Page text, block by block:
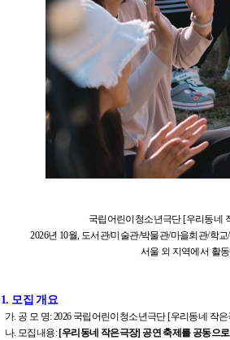
국립어린이청소년극단 [우리동네
2026년 10월, 도서관/미술관/박물관/마을회관/학
서울 외 지역에서 활
1. 모집 개요
가. 공 모 명: 2026 국립어린이청소년극단 [우리동네 작
나. 모집내용: [우리동네 작은극장] 공연 축제를 공동으